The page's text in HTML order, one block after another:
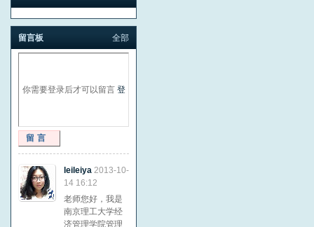
留言板 全部
你需要登录后才可以留言 登
留言
leileiya 2013-10-
14 16:12
老师您好，我是
南京理工大学经
济管理学院管理